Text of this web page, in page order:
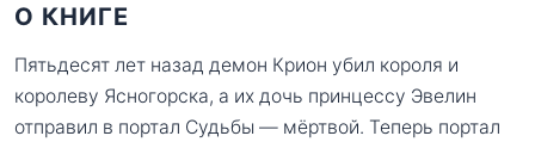
О КНИГЕ
Пятьдесят лет назад демон Крион убил короля и
королеву Ясногорска, а их дочь принцессу Эвелин
отправил в портал Судьбы — мёртвой. Теперь портал